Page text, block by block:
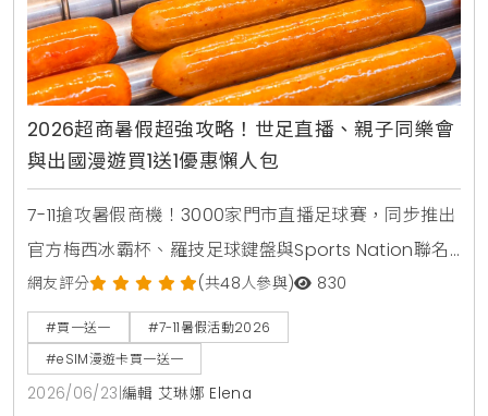
2026超商暑假超強攻略！世足直播、親子同樂會
與出國漫遊買1送1優惠懶人包
7-11搶攻暑假商機！3000家門市直播足球賽，同步推出
官方梅西冰霸杯、羅技足球鍵盤與Sports Nation聯名
椒麻熱狗。針對親子家庭推出2000場暑期好鄰居同樂
會，免費下載環保手掌繪本。出國旅遊可就近購買eSIM
漫遊網卡享買1送1。
網友評分 (共48人參與) 830
#買一送一
#7-11暑假活動2026
#eSIM漫遊卡買一送一
2026/06/23 編輯 艾琳娜 Elena